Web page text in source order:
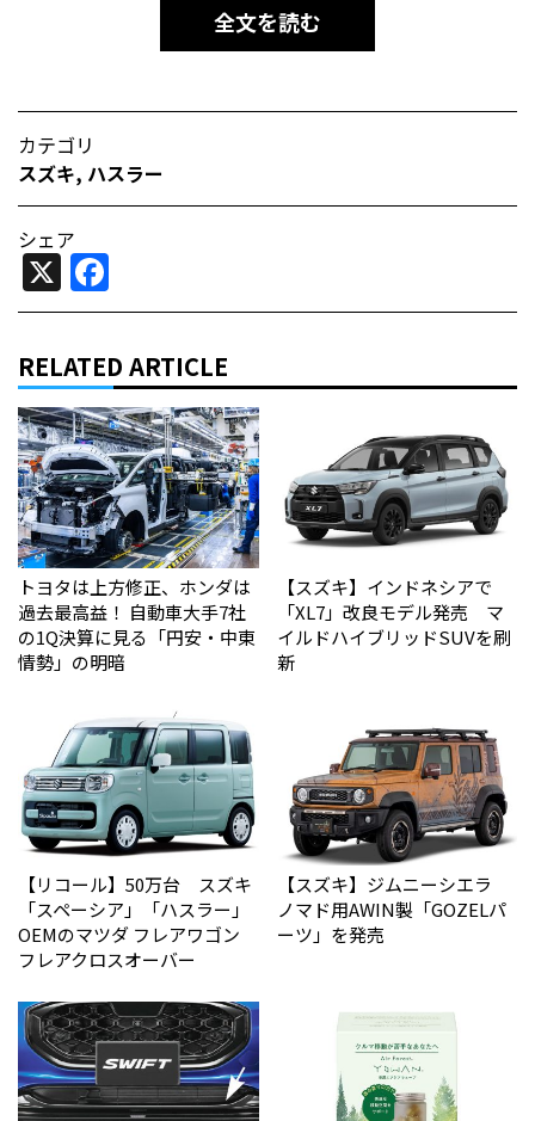
全文を読む
カテゴリ
スズキ, ハスラー
シェア
X
RELATED ARTICLE
トヨタは上方修正、ホンダは
過去最高益！ 自動車大手7社
の1Q決算に見る「円安・中東
情勢」の明暗
【スズキ】インドネシアで
「XL7」改良モデル発売 マ
イルドハイブリッドSUVを刷
新
【リコール】50万台 スズキ
「スペーシア」「ハスラー」
OEMのマツダ フレアワゴン
フレアクロスオーバー
【スズキ】ジムニーシエラ
ノマド用AWIN製「GOZELパ
ーツ」を発売